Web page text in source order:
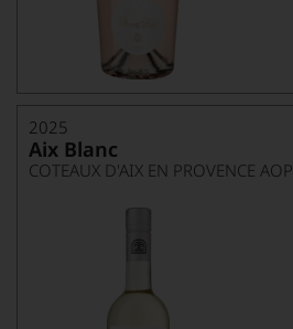
2025
Aix Blanc
COTEAUX D'AIX EN PROVENCE AOP